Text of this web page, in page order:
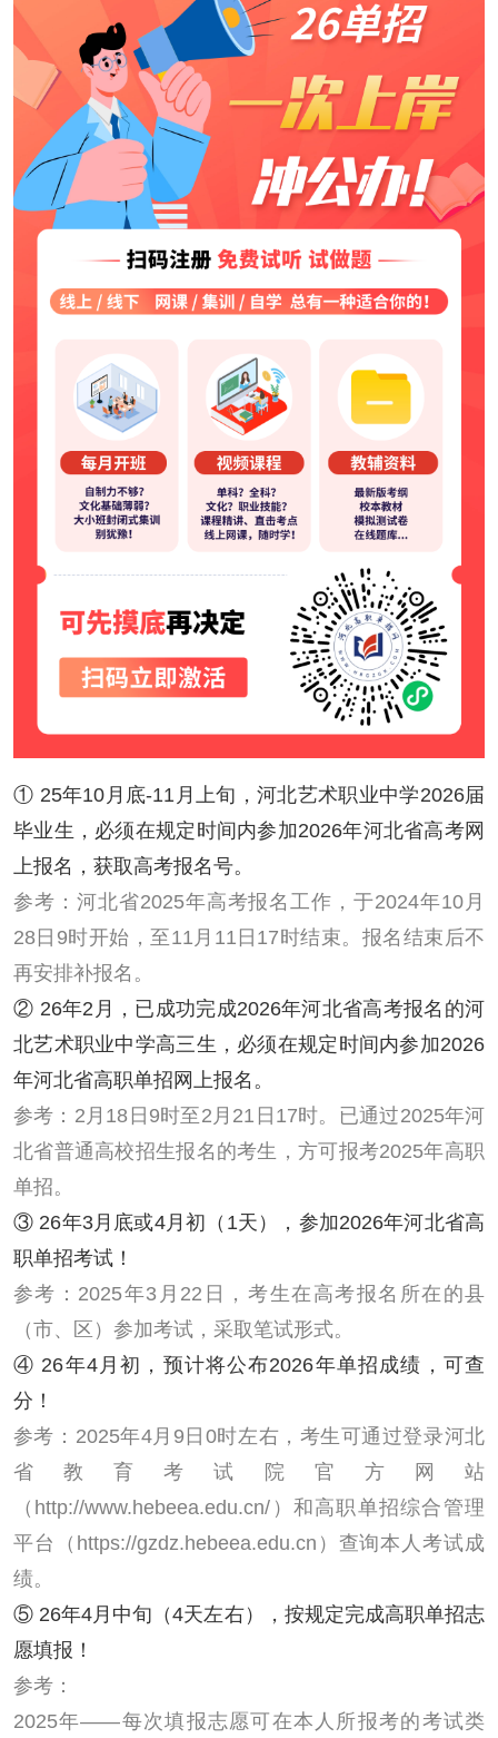
① 25年10月底-11月上旬，河北艺术职业中学2026届
毕业生，必须在规定时间内参加2026年河北省高考网
上报名，获取高考报名号。
参考：河北省2025年高考报名工作，于2024年10月
28日9时开始，至11月11日17时结束。报名结束后不
再安排补报名。
② 26年2月，已成功完成2026年河北省高考报名的河
北艺术职业中学高三生，必须在规定时间内参加2026
年河北省高职单招网上报名。
参考：2月18日9时至2月21日17时。已通过2025年河
北省普通高校招生报名的考生，方可报考2025年高职
单招。
③ 26年3月底或4月初（1天），参加2026年河北省高
职单招考试！
参考：2025年3月22日，考生在高考报名所在的县
（市、区）参加考试，采取笔试形式。
④ 26年4月初，预计将公布2026年单招成绩，可查
分！
参考：2025年4月9日0时左右，考生可通过登录河北
省教育考试院官方网站
（http://www.hebeea.edu.cn/）和高职单招综合管理
平台（https://gzdz.hebeea.edu.cn）查询本人考试成
绩。
⑤ 26年4月中旬（4天左右），按规定完成高职单招志
愿填报！
参考：
2025年——每次填报志愿可在本人所报考的考试类